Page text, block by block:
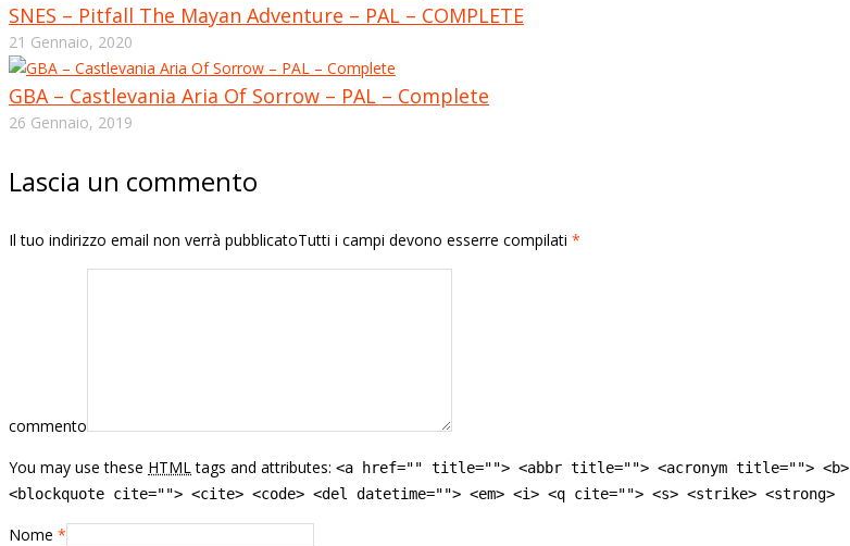
SNES – Pitfall The Mayan Adventure – PAL – COMPLETE
21 Gennaio, 2020
GBA – Castlevania Aria Of Sorrow – PAL – Complete
26 Gennaio, 2019
Lascia un commento
Il tuo indirizzo email non verrà pubblicatoTutti i campi devono esserre compilati *
commento
You may use these HTML tags and attributes: <a href="" title=""> <abbr title=""> <acronym title=""> <b>
<blockquote cite=""> <cite> <code> <del datetime=""> <em> <i> <q cite=""> <s> <strike> <strong>
Nome *